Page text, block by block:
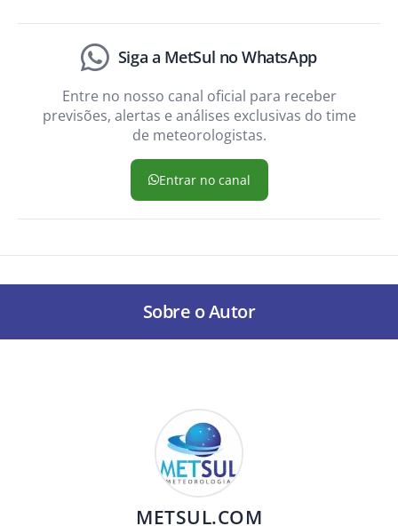
Siga a MetSul no WhatsApp
Entre no nosso canal oficial para receber
previsões, alertas e análises exclusivas do time
de meteorologistas.
Entrar no canal
Sobre o Autor
METSUL.COM